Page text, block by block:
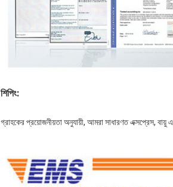
শিপিং:
গ্রাহকের প্রয়োজনীয়তা অনুযায়ী, আমরা সাধারণত এক্সপ্রেস, বায়ু